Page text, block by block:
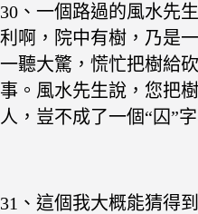
30、一個路過的風水先
利啊，院中有樹，乃是
一聽大驚，慌忙把樹給
事。風水先生說，您把
人，豈不成了一個“囚”
31 、這個我大概能猜得